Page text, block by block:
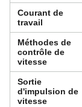
Courant de
travail
Méthodes de
contrôle de
vitesse
Sortie
d'impulsion de
vitesse